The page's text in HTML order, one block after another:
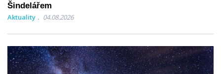
Šindelářem
Aktuality 04.08.2026